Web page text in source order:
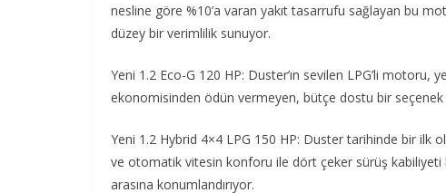
nesline göre %10’a varan yakıt tasarrufu sağlayan bu
düzey bir verimlilik sunuyor.
Yeni 1.2 Eco-G 120 HP: Duster’ın sevilen LPG’li
ekonomisinden ödün vermeyen, bütçe dostu bir seçenek
Yeni 1.2 Hybrid 4×4 LPG 150 HP: Duster tarihinde bir ilk
ve otomatik vitesin konforu ile dört çeker sürüş
arasına konumlandırıyor.